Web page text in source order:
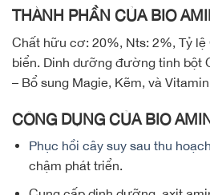
THÀNH PHẦN CỦA BIO
Chất hữu cơ: 20%, Nts: 2%, Tỷ lệ
biển. Dinh dưỡng đường tinh bột
– Bổ sung Magie, Kẽm, và Vitamin
CÔNG DỤNG CỦA BIO
Phục hồi cây suy sau thu hoạch
chậm phát triển.